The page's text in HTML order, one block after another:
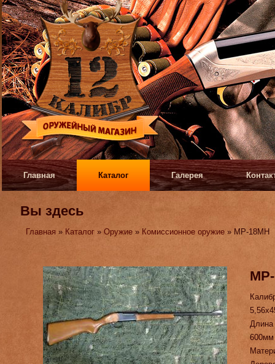
Главная Каталог Галерея
Вы здесь
Главная » Каталог »Оружие » Комиссионное оружие » МР-18МН
600мм